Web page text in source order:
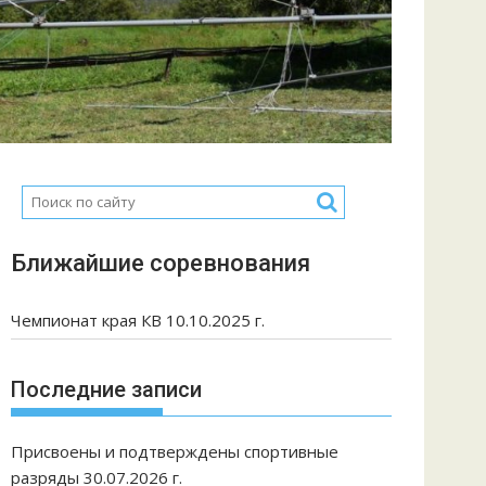
Ближайшие соревнования
Чемпионат края КВ 10.10.2025 г.
Последние записи
Присвоены и подтверждены спортивные
разряды 30.07.2026 г.